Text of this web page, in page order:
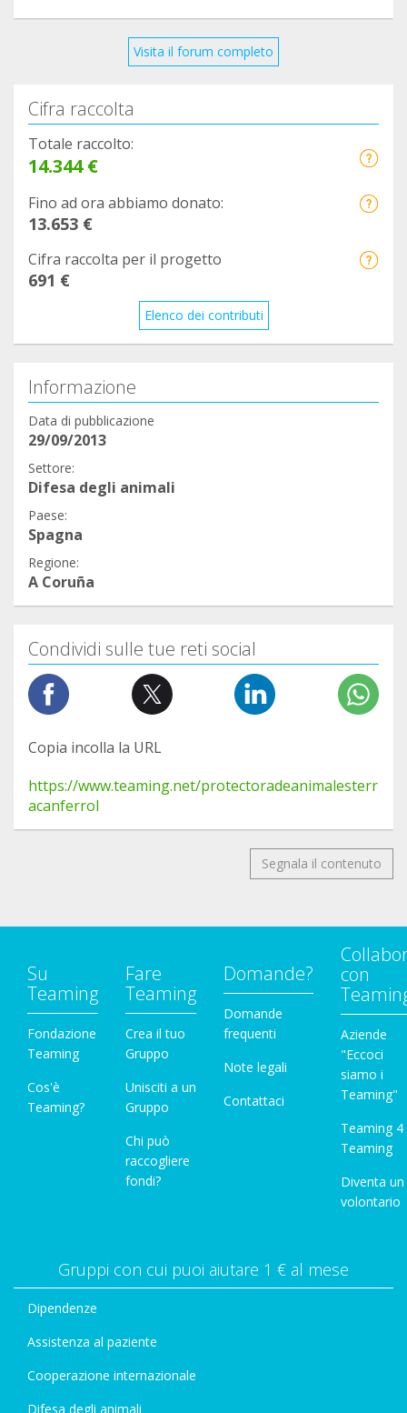
Visita il forum completo
Cifra raccolta
Totale raccolto:
14.344 €
Fino ad ora abbiamo donato:
13.653 €
Cifra raccolta per il progetto
691 €
Elenco dei contributi
Informazione
Data di pubblicazione
29/09/2013
Settore:
Difesa degli animali
Paese:
Spagna
Regione:
A Coruña
Condividi sulle tue reti social
Copia incolla la URL
https://www.teaming.net/protectoradeanimalesterr
acanferrol
Segnala il contenuto
Su
Teaming
Fondazione
Teaming
Cos'è
Teaming?
Fare
Teaming
Crea il tuo
Gruppo
Unisciti a un
Gruppo
Chi può
raccogliere
fondi?
Domande?
Domande
frequenti
Note legali
Contattaci
con
Aziende
"Eccoci
siamo i
Teaming"
Teaming 4
Teaming
Diventa un
volontario
Gruppi con cui puoi aiutare 1 € al mese
Dipendenze
Assistenza al paziente
Cooperazione internazionale
Difesa degli animali